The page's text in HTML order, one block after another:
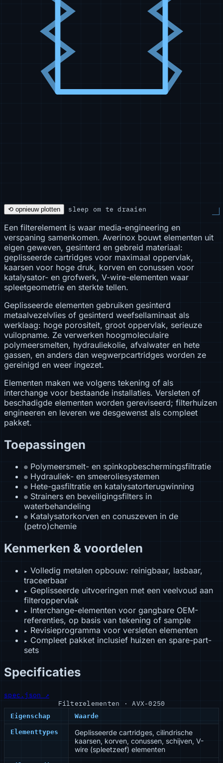
⟲ opnieuw plotten sleep om te draaien
Een filterelement is waar media-engineering en
verspaning samenkomen. Averinox bouwt elementen uit
eigen geweven, gesinterd en gebreid materiaal:
geplisseerde cartridges voor maximaal oppervlak,
kaarsen voor hoge druk, korven en conussen voor
katalysator- en grofwerk, V-wire-elementen waar
spleetgeometrie en sterkte tellen.
Geplisseerde elementen gebruiken gesinterd
metaalvezelvlies of gesinterd weefsellaminaat als
werklaag: hoge porositeit, groot oppervlak, serieuze
vuilopname. Ze verwerken hoogmoleculaire
polymeersmelten, hydrauliekolie, afvalwater en hete
gassen, en anders dan wegwerpcartridges worden ze
gereinigd en weer ingezet.
Elementen maken we volgens tekening of als
interchange voor bestaande installaties. Versleten of
beschadigde elementen worden gereviseerd; filterhuizen
engineeren en leveren we desgewenst als compleet
pakket.
Toepassingen
⊕ Polymeersmelt- en spinkopbeschermingsfiltratie
⊕ Hydrauliek- en smeeroliesystemen
⊕ Hete-gasfiltratie en katalysatorterugwinning
⊕ Strainers en beveiligingsfilters in
waterbehandeling
⊕ Katalysatorkorven en conuszeven in de
(petro)chemie
Kenmerken & voordelen
▸ Volledig metalen opbouw: reinigbaar, lasbaar,
traceerbaar
▸ Geplisseerde uitvoeringen met een veelvoud aan
filteroppervlak
▸ Interchange-elementen voor gangbare OEM-
referenties, op basis van tekening of sample
▸ Revisieprogramma voor versleten elementen
▸ Compleet pakket inclusief huizen en spare-part-
sets
Specificaties
spec.json ↗
Filterelementen · AVX-0250
Eigenschap Waarde
Elementtypes
Geplisseerde cartridges, cilindrische
kaarsen, korven, conussen, schijven, V-
wire (spleetzeef) elementen